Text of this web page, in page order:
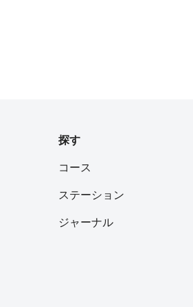
探す
コース
ステーション
ジャーナル